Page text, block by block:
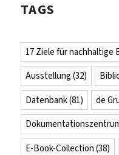
TAGS
17 Ziele für nachhaltige
Ausstellung (32)
Datenbank(81) de
E-Book-Collection (38)